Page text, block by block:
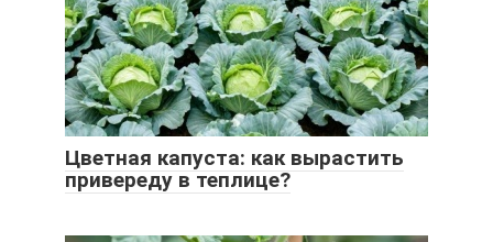
Цветная капуста: как вырастить
привереду в теплице?